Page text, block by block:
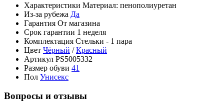
Характеристики Материал: пенополиуретан
Из-за рубежа Да
Гарантия От магазина
Срок гарантии 1 неделя
Комплектация Стельки - 1 пара
Цвет Чёрный /Красный
Артикул PS5005332
Размер обуви 41
Пол Унисекс
Вопросы и отзывы